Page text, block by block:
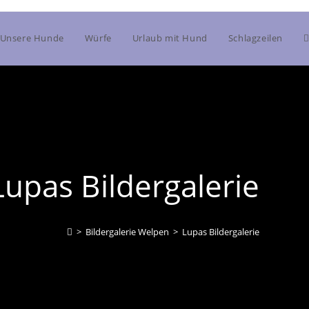
Unsere Hunde Würfe Urlaub mit Hund Schlagzeilen
Bildergalerie
> Bildergalerie Welpen > Lupas Bildergalerie